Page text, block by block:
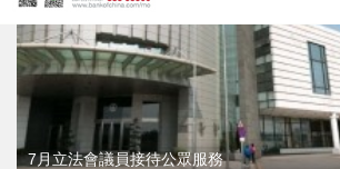
7月立法會議員接待公眾服務